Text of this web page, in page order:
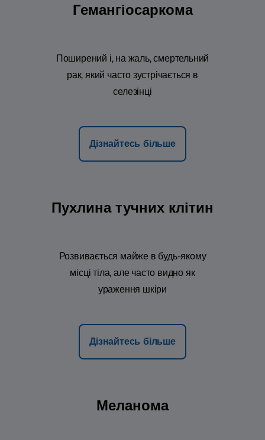
Гемангіосаркома
Поширений і, на жаль, смертельний
рак, який часто зустрічається в
селезінці
Дізнайтесь більше
Пухлина тучних клітин
Розвивається майже в будь-якому
місці тіла, але часто видно як
ураження шкіри
Дізнайтесь більше
Меланома